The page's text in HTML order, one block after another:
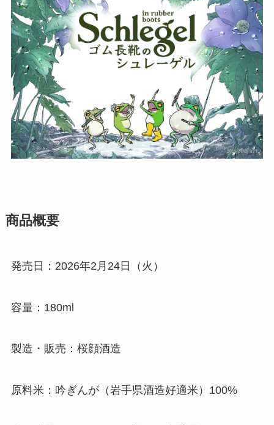
商品概要
発売日：2026年2月24日（火）
容量：180ml
製造・販売：桜顔酒造
原料米：吟ぎんが（岩手県酒造好適米）100%